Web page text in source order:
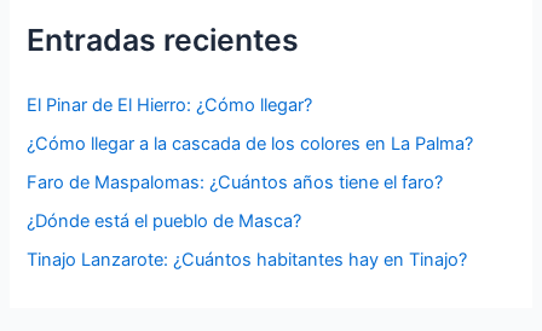
r
r
:
Entradas recientes
El Pinar de El Hierro: ¿Cómo llegar?
¿Cómo llegar a la cascada de los colores en La Palma?
Faro de Maspalomas: ¿Cuántos años tiene el faro?
¿Dónde está el pueblo de Masca?
Tinajo Lanzarote: ¿Cuántos habitantes hay en Tinajo?